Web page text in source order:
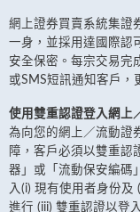
網上證券買賣系統集證
一身，並採用達國際認
安全保密。每宗交易完
或SMS短訊通知客戶，
使用雙重認證登入網上
為向您的網上／流動證
障，客戶必須以雙重認
器」或「流動保安編碼
入(i) 現有使用者身份及
進行 (iii) 雙重認證以登